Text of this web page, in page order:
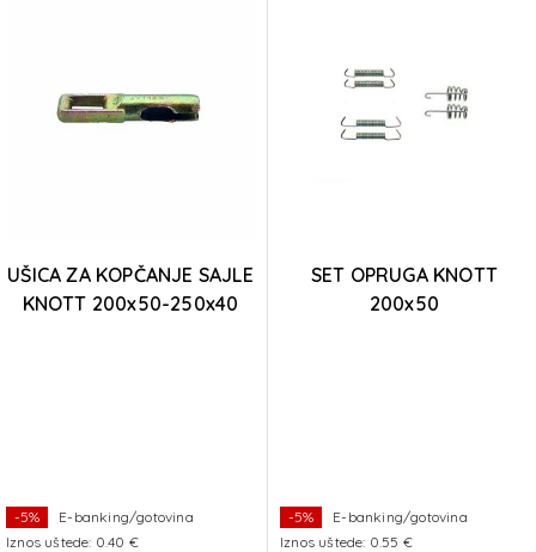
UŠICA ZA KOPČANJE SAJLE
KNOTT 200x50-250x40
-5%
E-banking/gotovina
Iznos uštede: 0.40 €
SET OPRUGA KNOTT
200x50
-5%
E-banking/gotovina
Iznos uštede: 0.55 €